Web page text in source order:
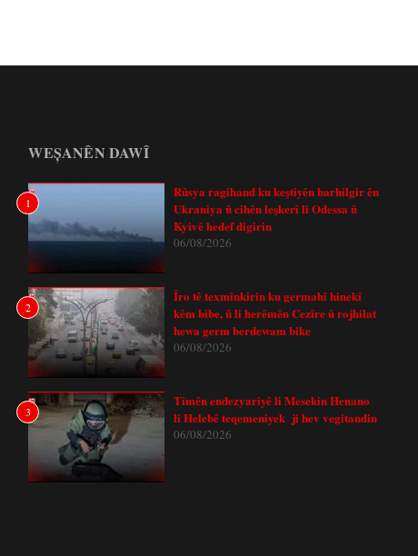
WEȘANÊN DAWÎ
1
Rûsya ragihand ku keştiyên barhilgir ên
Ukraniya û cihên leşkerî li Odessa û
Kyivê hedef digirin
06/08/2026
2
Îro tê texmînkirin ku germahî hinekî
kêm bibe, û li herêmên Cezîre û rojhilat
hewa germ berdewam bike
06/08/2026
3
Tîmên endezyariyê li Mesekin Henano
li Helebê teqemeniyek ji hev vegitandin
06/08/2026